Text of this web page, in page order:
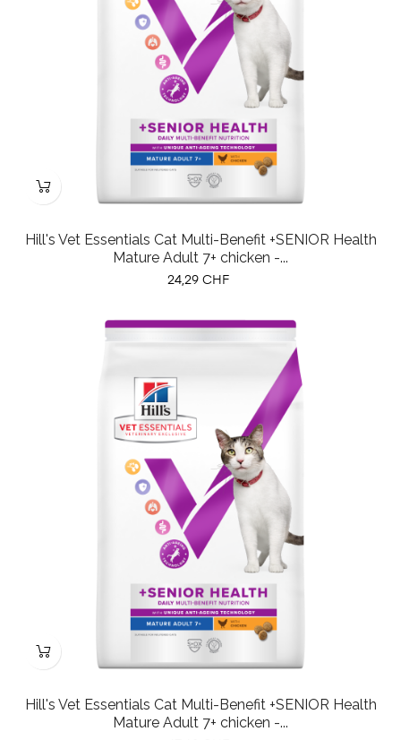
Hill's Vet Essentials Cat Multi-Benefit +SENIOR Health
Mature Adult 7+ chicken -...
Prix
24,29 CHF
Hill's Vet Essentials Cat Multi-Benefit +SENIOR Health
Mature Adult 7+ chicken -...